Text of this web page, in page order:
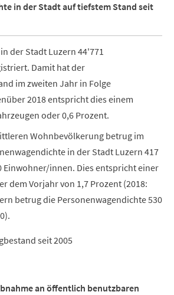
in der Stadt auf tiefstem Stand seit
der Stadt Luzern 44'771
Damit hat der
im zweiten Jahr in Folge
2018 entspricht dies einem
oder 0,6 Prozent.
Wohnbevölkerung betrug im
in der Stadt Luzern 417
Einwohner/innen. Dies entspricht einer
dem Vorjahr von 1,7 Prozent (2018:
betrug die Personenwagendichte 530
seit 2005
an öffentlich benutzbaren